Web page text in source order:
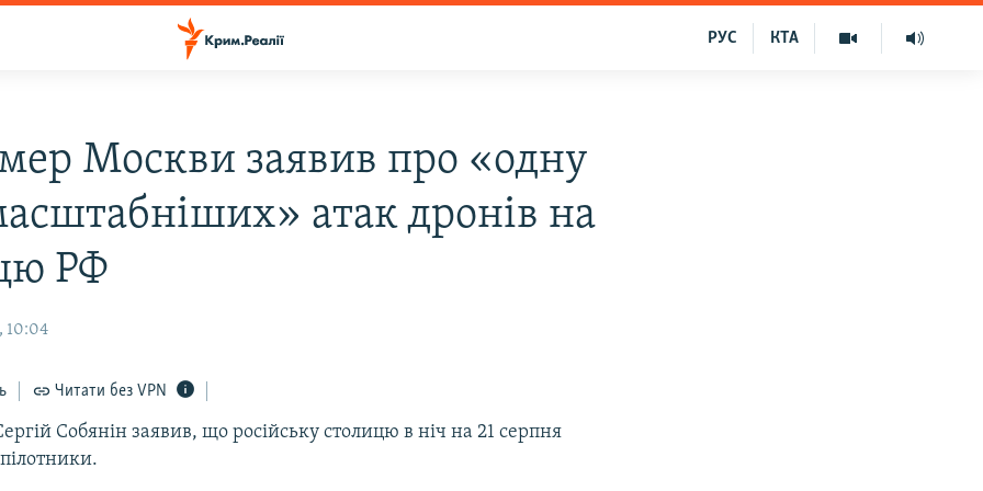
КТА
РУС
мер Москви заявив про «одну
атак дронів на
РФ
10:04
Читати без VPN
Собянін заявив, що російську столицю в ніч на 21 серпня